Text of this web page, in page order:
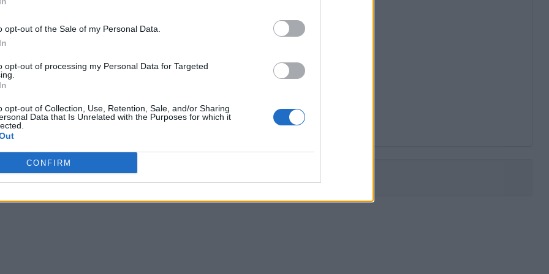
opt-out of the Sale of my Personal Data.
opt-out of processing my Personal Data for Targeted
opt-out of Collection, Use, Retention, Sale, and/or Sharing
Data that Is Unrelated with the Purposes for which it
CONFIRM
hi respostes.